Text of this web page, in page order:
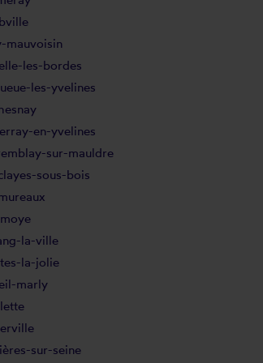
mauvoisin
les-bordes
les-yvelines
en-yvelines
sur-mauldre
sous-bois
la-ville
la-jolie
marly
sur-seine